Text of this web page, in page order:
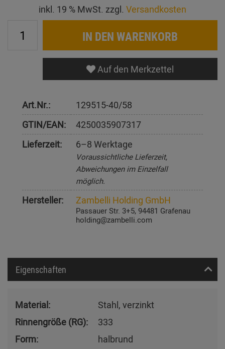
inkl. 19 % MwSt. zzgl. Versandkosten
IN DEN WARENKORB
Auf den Merkzettel
Art.Nr.:
129515-40/58
GTIN/EAN:
4250035907317
Lieferzeit:
6–8 Werktage
Voraussichtliche Lieferzeit,
Abweichungen im Einzelfall
möglich.
Hersteller: Zambelli Holding GmbH
Passauer Str. 3+5, 94481 Grafenau
holding@zambelli.com
Eigenschaften
Material:
Stahl, verzinkt
Rinnengröße (RG):
333
Form:
halbrund